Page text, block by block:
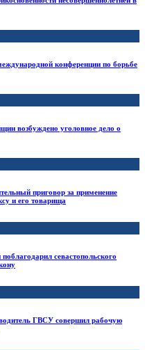
конференции по борьбе
возбуждено уголовное дело о
приговор за применение
и его товарища
севастопольского
ГВСУ совершил рабочую